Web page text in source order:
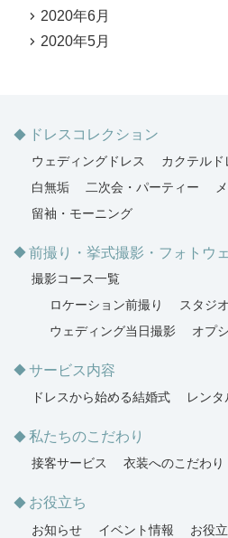
2020年6月
2020年5月
ドレスコレクション
ウェディングドレス カクテルド
白無垢
二次会・パーティー
留袖・モーニング
前撮り・挙式撮影・フォトウ
撮影コース一覧
ロケーション前撮り
スタジ
ウェディング当日撮影
オプ
サービス内容
ドレスから始める結婚式 レンタ
私たちのこだわり
接客サービス 衣装へのこだわり
お役立ち
お知らせ イベント情報 お役